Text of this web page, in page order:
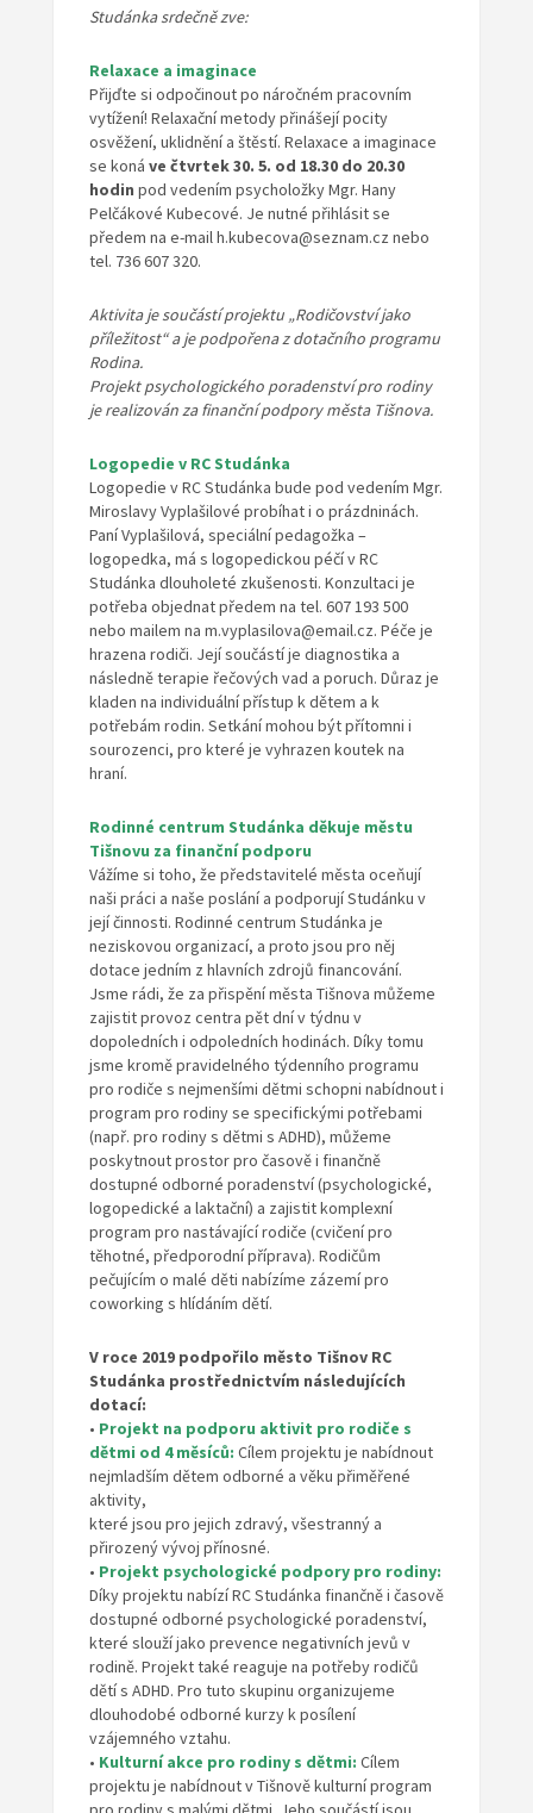
Studánka srdečně zve:
Relaxace a imaginace
Přijďte si odpočinout po náročném pracovním
vytížení! Relaxační metody přinášejí pocity
osvěžení, uklidnění a štěstí. Relaxace a imaginace
se koná ve čtvrtek30. 5. od 18.30 do 20.30
hodin pod vedením psycholožky Mgr. Hany
Pelčákové Kubecové. Je nutné přihlásit se
předem na e-mail h.kubecova@seznam.cz nebo
tel. 736 607 320.
Aktivita je součástí projektu „Rodičovství jako
příležitost“ a je podpořena z dotačního programu
Rodina.
Projekt psychologického poradenství pro rodiny
je realizován za finanční podpory města Tišnova.
Logopedie v RC Studánka
Logopedie v RC Studánka bude pod vedením Mgr.
Miroslavy Vyplašilové probíhat i o prázdninách.
Paní Vyplašilová, speciální pedagožka –
logopedka, má s logopedickou péčí v RC
Studánka dlouholeté zkušenosti. Konzultaci je
potřeba objednat předem na tel. 607 193 500
nebo mailem na m.vyplasilova@email.cz. Péče je
hrazena rodiči. Její součástí je diagnostika a
následně terapie řečových vad a poruch. Důraz je
kladen na individuální přístup k dětem a k
potřebám rodin. Setkání mohou být přítomni i
sourozenci, pro které je vyhrazen koutek na
hraní.
Rodinné centrum Studánka děkuje městu
Tišnovu za finanční podporu
Vážíme si toho, že představitelé města oceňují
naši práci a naše poslání a podporují Studánku v
její činnosti. Rodinné centrum Studánka je
neziskovou organizací, a proto jsou pro něj
dotace jedním z hlavních zdrojů financování.
Jsme rádi, že za přispění města Tišnova můžeme
zajistit provoz centra pět dní v týdnu v
dopoledních i odpoledních hodinách. Díky tomu
jsme kromě pravidelného týdenního programu
pro rodiče s nejmenšími dětmi schopni nabídnout i
program pro rodiny se specifickými potřebami
(např. pro rodiny s dětmi s ADHD), můžeme
poskytnout prostor pro časově i finančně
dostupné odborné poradenství (psychologické,
logopedické a laktační) a zajistit komplexní
program pro nastávající rodiče (cvičení pro
těhotné, předporodní příprava). Rodičům
pečujícím o malé děti nabízíme zázemí pro
coworking s hlídáním dětí.
V roce 2019 podpořilo město Tišnov RC
Studánka prostřednictvím následujících
dotací:
• Projekt na podporu aktivit pro rodiče s
dětmi od 4 měsíců: Cílem projektu je nabídnout
nejmladším dětem odborné a věku přiměřené
aktivity,
které jsou pro jejich zdravý, všestranný a
přirozený vývoj přínosné.
• Projekt psychologické podpory pro rodiny:
Díky projektu nabízí RC Studánka finančně i časově
dostupné odborné psychologické poradenství,
které slouží jako prevence negativních jevů v
rodině. Projekt také reaguje na potřeby rodičů
dětí s ADHD. Pro tuto skupinu organizujeme
dlouhodobé odborné kurzy k posílení
vzájemného vztahu.
• Kulturní akce pro rodiny s dětmi: Cílem
projektu je nabídnout v Tišnově kulturní program